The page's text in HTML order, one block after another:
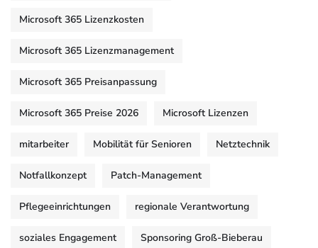
Microsoft 365 Lizenzkosten
Microsoft 365 Lizenzmanagement
Microsoft 365 Preisanpassung
Microsoft 365 Preise 2026 Microsoft Lizenzen
mitarbeiter Mobilität für Senioren Netztechnik
Notfallkonzept Patch-Management
Pflegeeinrichtungen regionale Verantwortung
soziales Engagement Sponsoring Groß-Bieberau